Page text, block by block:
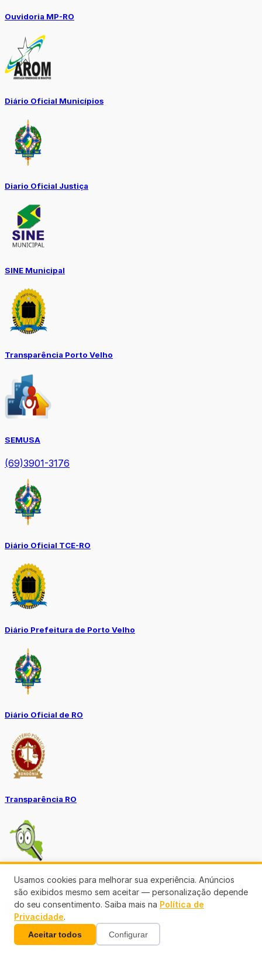
Ouvidoria MP-RO
Diário Oficial Municípios
Diario Oficial Justiça
SINE Municipal
Transparência Porto Velho
SEMUSA
(69)3901-3176
Diário Oficial TCE-RO
Diário Prefeitura de Porto Velho
Diário Oficial de RO
Transparência RO
Tô no Controle TCE-RO
Ver mais
Usamos cookies para melhorar sua experiência. Anúncios
são exibidos mesmo sem aceitar — personalização depende
do seu consentimento. Saiba mais na Política de
Privacidade.
Aceitar todos Configurar